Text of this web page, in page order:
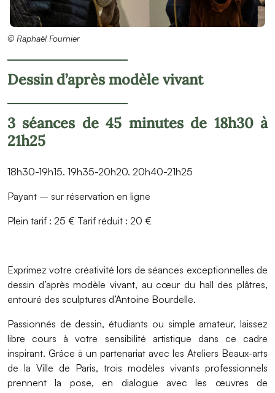
Dessin d’après modèle vivant
3 séances de 45 minutes de 18h30 à
21h25
18h30-19h15. 19h35-20h20. 20h40-21h25
Payant – sur réservation en ligne
Plein tarif : 25 € Tarif réduit : 20 €
Exprimez votre créativité lors de séances exceptionnelles de
dessin d’après modèle vivant, au cœur du hall des plâtres,
entouré des sculptures d’Antoine Bourdelle.
Passionnés de dessin, étudiants ou simple amateur, laissez
libre cours à votre sensibilité artistique dans ce cadre
inspirant. Grâce à un partenariat avec les Ateliers Beaux-arts
de la Ville de Paris, trois modèles vivants professionnels
prennent la pose, en dialogue avec les œuvres de
© Raphaël Fournier